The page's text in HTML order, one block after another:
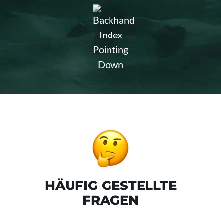
HÄUFIG GESTELLTE
FRAGEN